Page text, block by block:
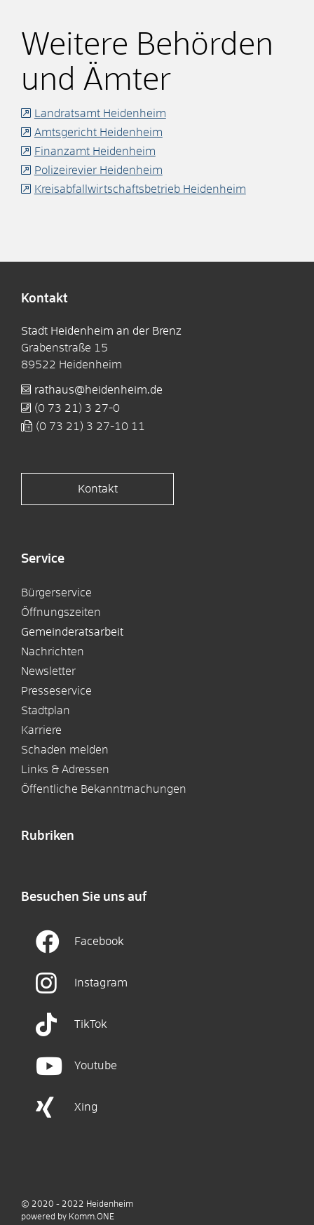
Weitere Behörden
und Ämter
Landratsamt Heidenheim
Amtsgericht Heidenheim
Finanzamt Heidenheim
Polizeirevier Heidenheim
Kreisabfallwirtschaftsbetrieb Heidenheim
Kontakt
Stadt Heidenheim an der Brenz
Grabenstraße 15
89522 Heidenheim
rathaus@heidenheim.de
(0 73 21) 3 27-0
(0 73 21) 3 27-10 11
Kontakt
Service
Bürgerservice
Öffnungszeiten
Gemeinderatsarbeit
Nachrichten
Newsletter
Presseservice
Stadtplan
Karriere
Schaden melden
Links & Adressen
Öffentliche Bekanntmachungen
Rubriken
Besuchen Sie uns auf
Facebook
Instagram
TikTok
Youtube
Xing
© 2020 - 2022 Heidenheim
powered by Komm.ONE